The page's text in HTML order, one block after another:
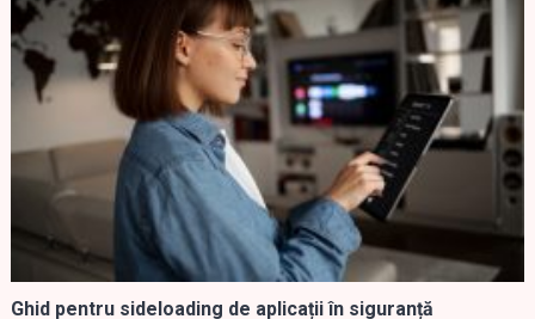
Ghid pentru sideloading de aplicații în siguranță